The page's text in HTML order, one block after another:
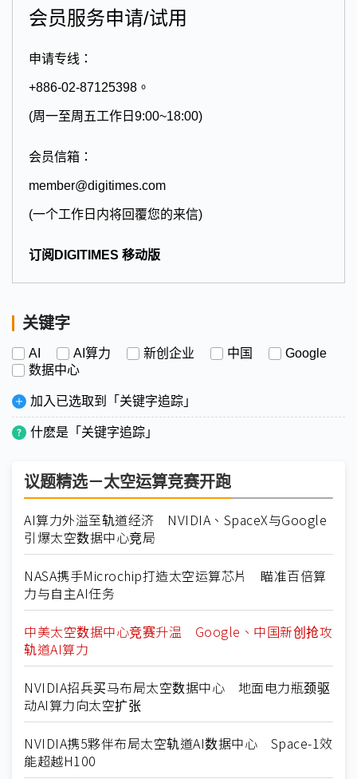
会员服务申请/试用
申请专线：
+886-02-87125398。
(周一至周五工作日9:00~18:00)
会员信箱：
member@digitimes.com
(一个工作日内将回覆您的来信)
订阅DIGITIMES 移动版
关键字
AI AI算力 新创企业 中国
Google
数据中心
加入已选取到「关键字追踪」
什麽是「关键字追踪」
议题精选－太空运算竞赛开跑
AI算力外溢至轨道经济 NVIDIA、SpaceX与Google
引爆太空数据中心竞局
NASA携手Microchip打造太空运算芯片 瞄准百倍算
力与自主AI任务
中美太空数据中心竞赛升温 Google、中国新创抢攻
轨道AI算力
NVIDIA招兵买马布局太空数据中心 地面电力瓶颈驱
动AI算力向太空扩张
NVIDIA携5夥伴布局太空轨道AI数据中心 Space-1效
能超越H100